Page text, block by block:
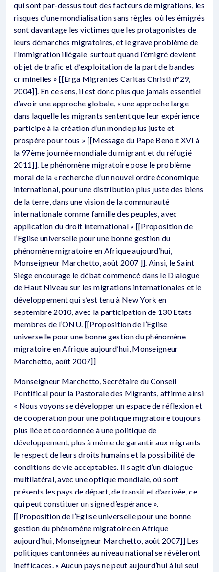
qui sont par-dessus tout des facteurs de migrations, les
risques d’une mondialisation sans règles, où les émigrés
sont davantage les victimes que les protagonistes de
leurs démarches migratoires, et le grave problème de
l’immigration illégale, surtout quand l’émigré devient
objet de trafic et d’exploitation de la part de bandes
criminelles » [[Erga Migrantes Caritas Christi n°29,
2004]]. En ce sens, il est donc plus que jamais essentiel
d’avoir une approche globale, « une approche large
dans laquelle les migrants sentent que leur expérience
participe à la création d’un monde plus juste et
prospère pour tous » [[Message du Pape Benoit XVI à
la 97ème journée mondiale du migrant et du réfugié
2011]]. Le phénomène migratoire pose le problème
moral de la « recherche d’un nouvel ordre économique
international, pour une distribution plus juste des biens
de la terre, dans une vision de la communauté
internationale comme famille des peuples, avec
application du droit international » [[Proposition de
l’Eglise universelle pour une bonne gestion du
phénomène migratoire en Afrique aujourd’hui,
Monseigneur Marchetto, août 2007 ]]. Ainsi, le Saint
Siège encourage le débat commencé dans le Dialogue
de Haut Niveau sur les migrations internationales et le
développement qui s’est tenu à New York en
septembre 2010, avec la participation de 130 Etats
membres de l’ONU. [[Proposition de l’Eglise
universelle pour une bonne gestion du phénomène
migratoire en Afrique aujourd’hui, Monseigneur
Marchetto, août 2007]]
Monseigneur Marchetto, Secrétaire du Conseil
Pontifical pour la Pastorale des Migrants, affirme ainsi
« Nous voyons se développer un espace de réflexion et
de coopération pour une politique migratoire toujours
plus liée et coordonnée à une politique de
développement, plus à même de garantir aux migrants
le respect de leurs droits humains et la possibilité de
conditions de vie acceptables. Il s’agit d’un dialogue
multilatéral, avec une optique mondiale, où sont
présents les pays de départ, de transit et d’arrivée, ce
qui peut constituer un signe d’espérance ».
[[Proposition de l’Eglise universelle pour une bonne
gestion du phénomène migratoire en Afrique
aujourd’hui, Monseigneur Marchetto, août 2007]] Les
politiques cantonnées au niveau national se révèleront
inefficaces. « Aucun pays ne peut aujourd’hui à lui seul